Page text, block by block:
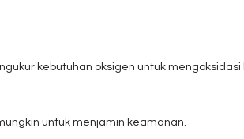
kebutuhan oksigen untuk mengoksidasi
untuk menjamin keamanan.